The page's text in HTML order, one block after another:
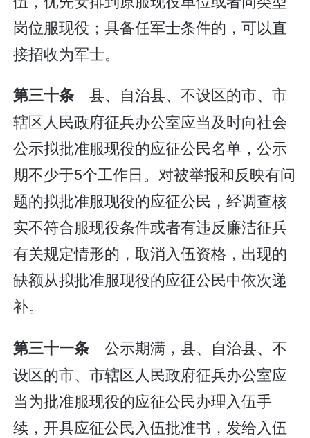
岗位服现役；具备任军士条件的，可以直
接招收为军士。
第三十条 县、自治县、不设区的市、市
辖区人民政府征兵办公室应当及时向社会
公示拟批准服现役的应征公民名单，公示
期不少于5个工作日。对被举报和反映有问
题的拟批准服现役的应征公民，经调查核
实不符合服现役条件或者有违反廉洁征兵
有关规定情形的，取消入伍资格，出现的
缺额从拟批准服现役的应征公民中依次递
补。
第三十一条 公示期满，县、自治县、不
设区的市、市辖区人民政府征兵办公室应
当为批准服现役的应征公民办理入伍手
续，开具应征公民入伍批准书，发给入伍